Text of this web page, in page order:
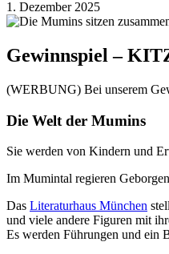
1. Dezember 2025
Gewinnspiel –
(WERBUNG) Bei unserem
Die Welt der Mumins
Sie werden von Kindern und
Im Mumintal regieren
Das Literaturhaus München
und viele andere Figuren mit
Es werden Führungen und ein